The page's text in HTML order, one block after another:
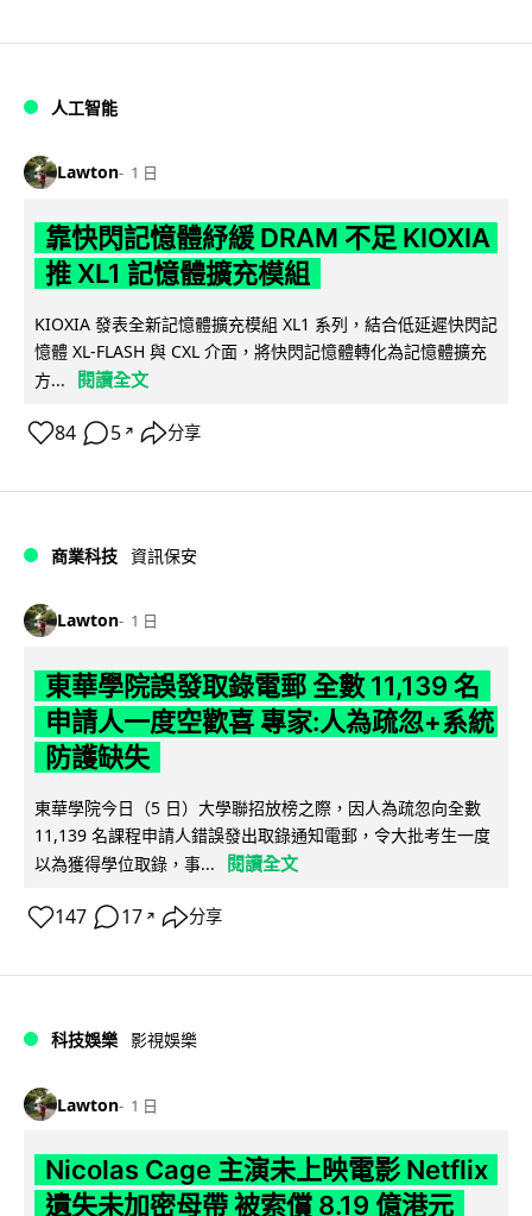
人工智能
Lawton 1 日
靠快閃記憶體紓緩 DRAM 不足 KIOXIA
推 XL1 記憶體擴充模組
KIOXIA 發表全新記憶體擴充模組 XL1 系列，結合低延遲快閃記
憶體 XL-FLASH 與 CXL 介面，將快閃記憶體轉化為記憶體擴充
方...
閱讀全文
84 5 ↗ 分享
商業科技 資訊保安
Lawton 1 日
東華學院誤發取錄電郵 全數 11,139 名
申請人一度空歡喜 專家:人為疏忽+系統
防護缺失
東華學院今日（5 日）大學聯招放榜之際，因人為疏忽向全數
11,139 名課程申請人錯誤發出取錄通知電郵，令大批考生一度
以為獲得學位取錄，事...
閱讀全文
147 17 ↗ 分享
科技娛樂 影視娛樂
Lawton 1 日
Nicolas Cage 主演未上映電影 Netflix
遺失未加密母帶 被索償 8.19 億港元